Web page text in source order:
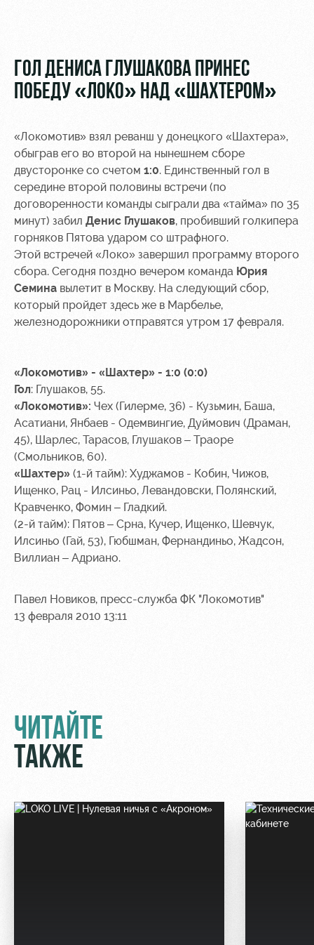
Арена
Организация
мероприятий
Аренда
полей
Аренда
площадей
Ледовый
дворец
Старт
Локо-Лето
Академия
Как
поступить
Руководство
Контакты
Академии
для
болельщиков
Банковская
карта
«Локомотив»
Заставки
Программа
лояльности
Карта
болельщика
для
болельщиков
МГН
ГОЛ ДЕНИСА ГЛУШАКОВА ПРИНЕС
ПОБЕДУ «ЛОКО» НАД «ШАХТЕРОМ»
«Локомотив» взял реванш у донецкого «Шахтера»,
обыграв его во второй на нынешнем сборе
двусторонке со счетом 1:0. Единственный гол в
середине второй половины встречи (по
договоренности команды сыграли два «тайма» по 35
минут) забил Денис Глушаков, пробивший голкипера
горняков Пятова ударом со штрафного.
Этой встречей «Локо» завершил программу второго
сбора. Сегодня поздно вечером команда Юрия
Семина вылетит в Москву. На следующий сбор,
который пройдет здесь же в Марбелье,
железнодорожники отправятся утром 17 февраля.
«Локомотив» - «Шахтер» - 1:0 (0:0)
Гол: Глушаков, 55.
«Локомотив»: Чех (Гилерме, 36) - Кузьмин, Баша,
Асатиани, Янбаев - Одемвингие, Дуймович (Драман,
45), Шарлес, Тарасов, Глушаков – Траоре
(Смольников, 60).
«Шахтер» (1-й тайм): Худжамов - Кобин, Чижов,
Ищенко, Рац - Илсиньо, Левандовски, Полянский,
Кравченко, Фомин – Гладкий.
(2-й тайм): Пятов – Срна, Кучер, Ищенко, Шевчук,
Илсиньо (Гай, 53), Гюбшман, Фернандиньо, Жадсон,
Виллиан – Адриано.
Павел Новиков, пресс-служба ФК "Локомотив"
13 февраля 2010 13:11
ЧИТАЙТЕ
ТАКЖЕ